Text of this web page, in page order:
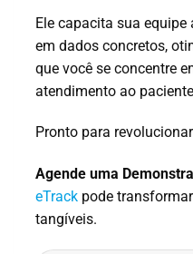
Ele capacita sua
em dados concretos,
que você se concentre
atendimento ao
Pronto para
Agende uma
eTrack pode
tangíveis.